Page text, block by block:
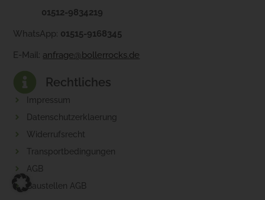
01512-9834219
WhatsApp: 01515-9168345
E-Mail: anfrage@bollerrocks.de
Rechtliches
Impressum
Datenschutzerklaerung
Widerrufsrecht
Transportbedingungen
AGB
Baustellen AGB